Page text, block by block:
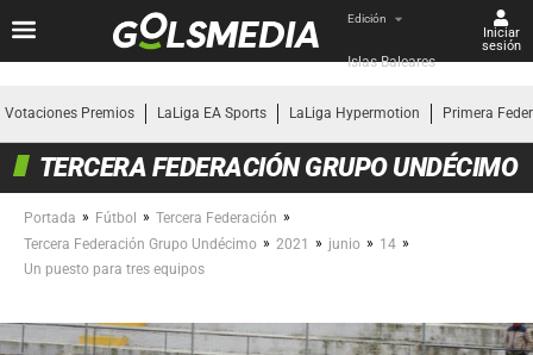
Edición
Islas Baleares
Iniciar
sesión
Votaciones Premios LaLiga EA Sports LaLiga Hypermotion Primera
TERCERA FEDERACIÓN GRUPO UNDÉCIMO
Portada » Fútbol » Tercera Federación »
Tercera Federación Grupo Undécimo » 2021 » junio » 14 »
Un puesto para tres equipos